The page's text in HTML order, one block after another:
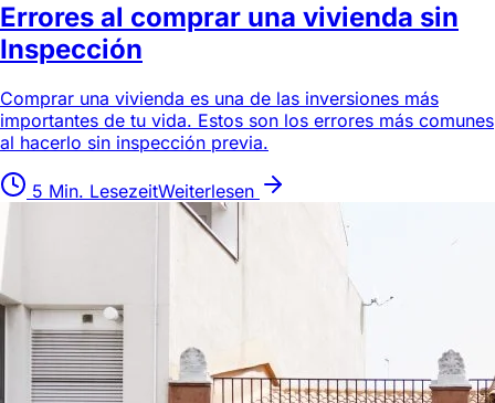
Errores al comprar una vivienda sin
Inspección
Comprar una vivienda es una de las inversiones más
importantes de tu vida. Estos son los errores más comunes
al hacerlo sin inspección previa.
5 Min. LesezeitWeiterlesen